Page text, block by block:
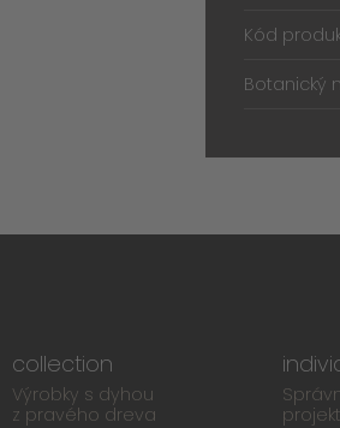
Kód
Botanický
collection
Výrobky s dyhou
z pravého dreva
projekt